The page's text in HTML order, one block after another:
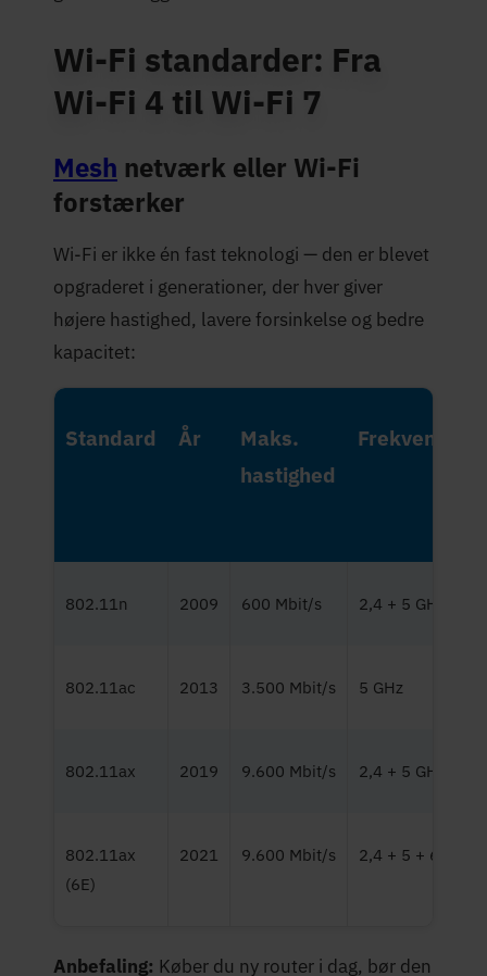
Wi-Fi standarder: Fra
Wi-Fi 4 til Wi-Fi 7
Mesh netværk eller Wi-Fi
forstærker
Wi-Fi er ikke én fast teknologi — den er blevet
opgraderet i generationer, der hver giver
højere hastighed, lavere forsinkelse og bedre
kapacitet:
Standard År
Maks.
hastighed
802.11n 2009 600 Mbit/s 2,4 + 5 GHz
802.11ac 2013 3.500 Mbit/s 5 GHz
802.11ax 2019 9.600 Mbit/s 2,4 + 5 GHz
802.11ax
(6E)
2021 9.600 Mbit/s 2,4 + 5 + 6 GHz
Anbefaling: Køber du ny router i dag, bør den